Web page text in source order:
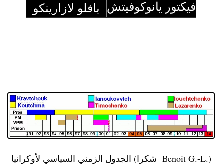
بافلو لازارينكو فيكتور يانوكوفيتش
الجدول الزمني السياسي لأوكرانيا (شكرا Benoit G.-L.)